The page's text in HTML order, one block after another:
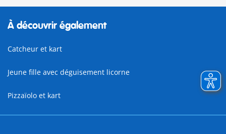
À découvrir également
Catcheur et kart
Jeune fille avec déguisement licorne
Pizzaïolo et kart